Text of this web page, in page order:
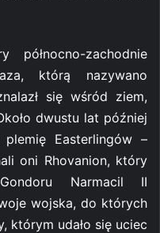
zachodnie
którą nazywano
się wśród ziem,
dwustu lat później
Easterlingów –
oni Rhovanion, który
Narmacil II
wojska, do których
którym udało się uciec